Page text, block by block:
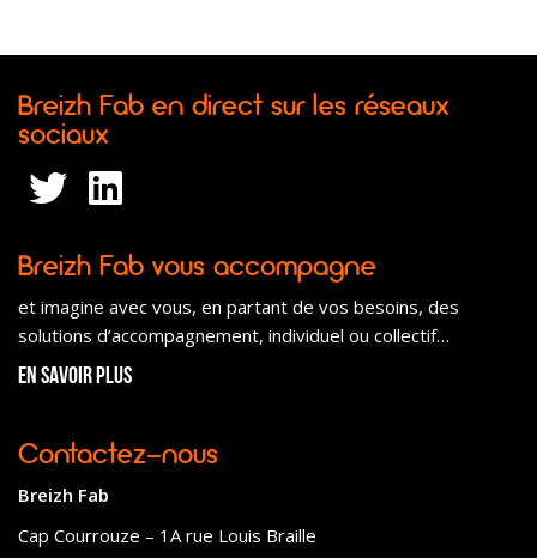
Breizh Fab vous accompagne
et imagine avec vous, en partant de vos besoins, des
solutions d’accompagnement, individuel ou collectif…
En savoir plus
Contactez-nous
Breizh Fab
Cap Courrouze – 1A rue Louis Braille
Breizh Fab en direct sur les réseaux
sociaux